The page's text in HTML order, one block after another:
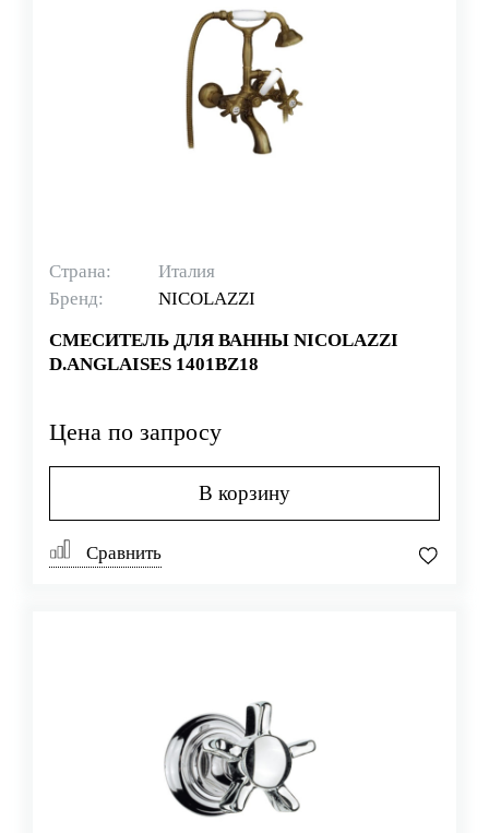
Страна:
Италия
Бренд:
NICOLAZZI
СМЕСИТЕЛЬ ДЛЯ ВАННЫ NICOLAZZI
D.ANGLAISES 1401BZ18
Цена по запросу
В корзину
Сравнить